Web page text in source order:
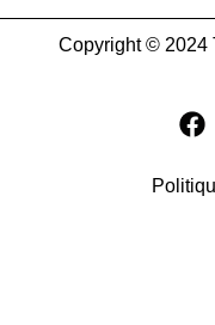
Copyright © 2024